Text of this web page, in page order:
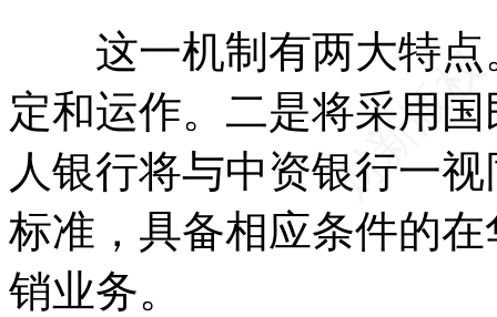
这一机制有两大特点
定和运作。二是将采用
人银行将与中资银行一
标准，具备相应条件的
销业务。